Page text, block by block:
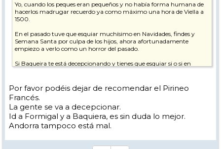
Yo, cuando los peques eran pequeños y no había forma humana de
hacerlos madrugar recuerdo ya como máximo una hora de Viella a
1500.
En el pasado tuve que esquiar muchísimo en Navidades, findes y
Semana Santa por culpa de los hijos, ahora afortunadamente
empiezo a verlo como un horror del pasado.
Si Baqueira te está decepcionando y tienes que esquiar si o si en
tiempo.
Por favor podéis dejar de recomendar el Pirineo
Francés.
La gente se va a decepcionar.
Id a Formigal y a Baquiera, es sin duda lo mejor.
Andorra tampoco está mal.